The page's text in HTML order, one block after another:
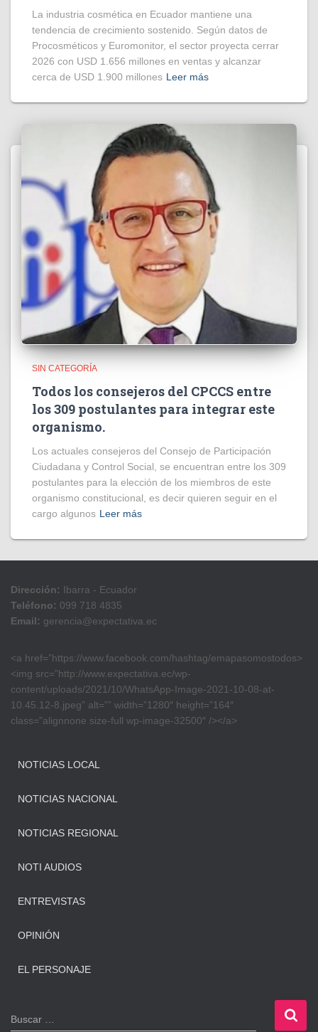
La industria cosmética en Ecuador mantiene una
tendencia de crecimiento sostenido. Según datos de
Procosméticos y Euromonitor, el sector proyecta cerrar
2026 con USD 1.656 millones en ventas y alcanzar
cerca de USD 1.900 millones Leer más
SIN CATEGORÍA
Todos los consejeros del CPCCS entre
los 309 postulantes para integrar este
organismo.
Los actuales consejeros del Consejo de Participación
Ciudadana y Control Social, se encuentran entre los 309
postulantes para la elección de los miembros de este
organismo constitucional, es decir quieren seguir en el
cargo algunos Leer más
Dirección: Ibarra - Ecuador
Teléfono: 099 718 4835
Email: gerencia@expectativa.ec
<a href=”https://www.facebook.com/hashtag/emapasomostodos>
<img src=”http://www.expectativa.ec/wp-
content/uploads/2021/10/WhatsApp-Image-2021-10-08-at-
10.45.12-8.jpeg” alt=”” width=”1280″ height=”164″
class=”alignnone size-full wp-image-32500″ /></a>
NOTICIAS LOCAL
NOTICIAS NACIONAL
NOTICIAS REGIONAL
NOTI AUDIOS
ENTREVISTAS
OPINIÓN
EL PERSONAJE
B
u
Buscar …